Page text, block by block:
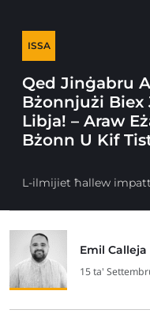
ISSA
Qed Jinġabru
Bżonnjużi
Libja! – Araw
Bżonn U Kif
L-ilmijiet ħallew
Emil Calleja
15 ta'